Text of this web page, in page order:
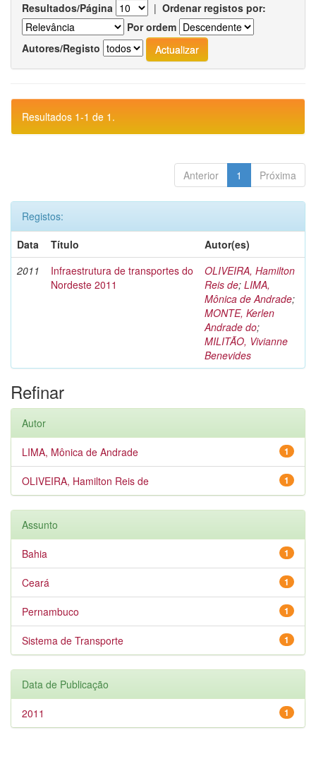
Resultados/Página | Ordenar registos por:
Por ordem
Autores/Registo
Resultados 1-1 de 1.
Anterior 1 Próxima
Registos:
Data
Título
Autor(es)
2011
Infraestrutura de transportes do
Nordeste 2011
OLIVEIRA, Hamilton
Reis de; LIMA,
Mônica de Andrade;
MONTE, Kerlen
Andrade do;
MILITÃO, Vivianne
Benevides
Refinar
Autor
1
LIMA, Mônica de Andrade
1
OLIVEIRA, Hamilton Reis de
Assunto
1
Bahia
1
Ceará
1
Pernambuco
1
Sistema de Transporte
Data de Publicação
1
2011